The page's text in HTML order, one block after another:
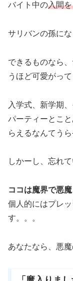
バイト中の入間
サリバンの孫に
できるものなら
うほど可愛がっ
入学式、新学期
パーティーとこ
らえるなんてう
しかーし、忘れ
ココは魔界で悪魔
個人的にはプレ
す。。。
あなたなら、悪